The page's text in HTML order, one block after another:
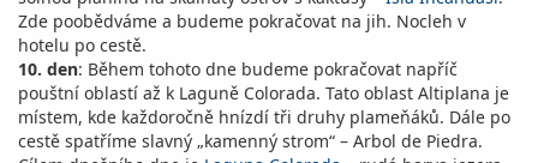
Zde poobědváme a budeme pokračovat na jih. Nocleh v
hotelu po cestě.
10. den: Během tohoto dne budeme pokračovat napříč
pouštní oblastí až k Laguně Colorada. Tato oblast Altiplana je
místem, kde každoročně hnízdí tři druhy plameňáků. Dále po
cestě spatříme slavný „kamenný strom“ – Arbol de Piedra.